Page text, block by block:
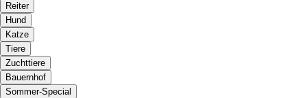
Reiter
Hund
Katze
Tiere
Zuchttiere
Bauernhof
Sommer-Special